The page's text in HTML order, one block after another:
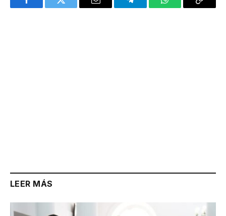
FacebookTwitter Email TelegramWhatsAppCopy
LEER MÁS